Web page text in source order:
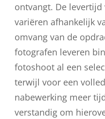
ontvangt. De levertijd
variëren afhankelijk
omvang van de
fotografen leveren
fotoshoot al een
terwijl voor een
nabewerking meer
verstandig om